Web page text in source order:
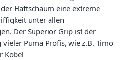
Haftschaum eine extreme
unter allen
Der Superior Grip ist der
vieler Puma Profis, wie z.B. Timo
Kobel